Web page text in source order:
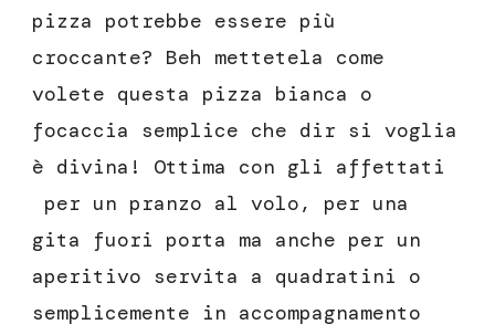
pizza potrebbe essere più
croccante? Beh mettetela come
volete questa pizza bianca o
focaccia semplice che dir si voglia
è divina! Ottima con gli affettati
per un pranzo al volo, per una
gita fuori porta ma anche per un
aperitivo servita a quadratini o
semplicemente in accompagnamento